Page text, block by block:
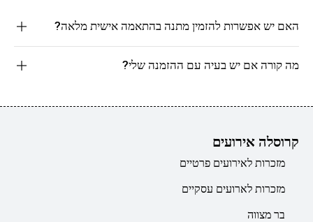
האם יש אפשרות להזמין מתנה בהתאמה אישית מלאה?
מה קורה אם יש בעיה עם ההזמנה שלי?
קרוסלה אירועים
מזכרות לאירועים פרטיים
מזכרות לארועים עסקיים
בר מצווה